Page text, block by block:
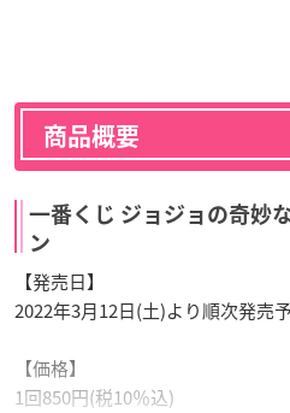
商品概要
一番くじ ジョジョの奇妙
ン
【発売日】
2022年3月12日(土)より順次発売
【価格】
1回850円(税10％込)